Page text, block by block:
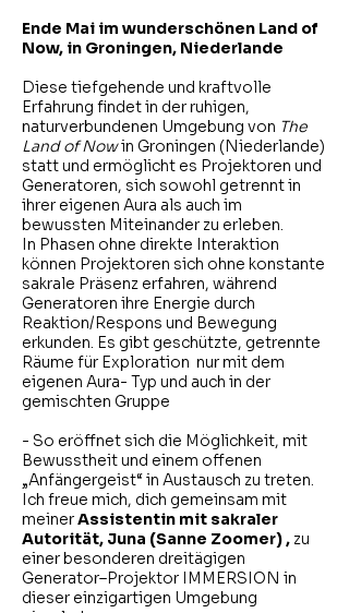
Ende Mai im wunderschönen Land of
Now, in Groningen, Niederlande
Diese tiefgehende und kraftvolle
Erfahrung findet in der ruhigen,
naturverbundenen Umgebung von The
Land of Nowin Groningen (Niederlande)
statt und ermöglicht es Projektoren und
Generatoren, sich sowohl getrennt in
ihrer eigenen Aura als auch im
bewussten Miteinander zu erleben.
In Phasen ohne direkte Interaktion
können Projektoren sich ohne konstante
sakrale Präsenz erfahren, während
Generatoren ihre Energie durch
Reaktion/Respons und Bewegung
erkunden. Es gibt geschützte, getrennte
Räume für Exploration nur mit dem
eigenen Aura- Typ und auch in der
gemischten Gruppe
- So eröffnet sich die Möglichkeit, mit
Bewusstheit und einem offenen
„Anfängergeist“ in Austausch zu treten.
Ich freue mich, dich gemeinsam mit
meinerAssistentin mit sakraler
Autorität, Juna (Sanne Zoomer) , zu
einer besonderen dreitägigen
Generator–Projektor IMMERSION in
dieser einzigartigen Umgebung